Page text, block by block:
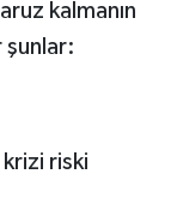
kalmanın
şunlar:
krizi riski